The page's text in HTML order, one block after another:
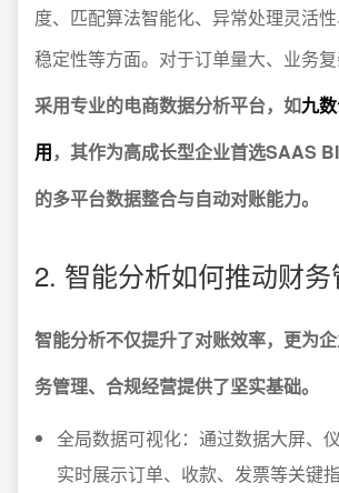
度、匹配算法智能化、异常处理灵活
稳定性等方面。对于订单量大、业务复
采用专业的电商数据分析平台，如九
用，其作为高成长型企业首选SAAS
的多平台数据整合与自动对账能力。
2. 智能分析如何推动财务
智能分析不仅提升了对账效率，更为
务管理、合规经营提供了坚实基础。
全局数据可视化：通过数据大屏、
实时展示订单、收款、发票等关键